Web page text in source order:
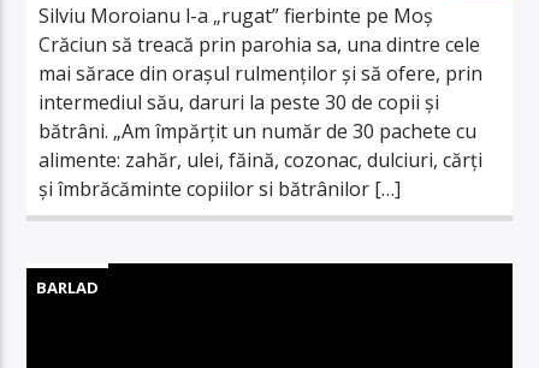
Silviu Moroianu l-a „rugat” fierbinte pe Moș
Crăciun să treacă prin parohia sa, una dintre cele
mai sărace din orașul rulmenților și să ofere, prin
intermediul său, daruri la peste 30 de copii și
bătrâni. „Am împărțit un număr de 30 pachete cu
alimente: zahăr, ulei, făină, cozonac, dulciuri, cărți
și îmbrăcăminte copiilor si bătrânilor […]
BARLAD